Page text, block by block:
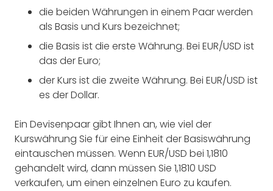
die beiden Währungen in einem Paar werden
als Basis und Kurs bezeichnet;
die Basis ist die erste Währung. Bei EUR/USD ist
das der Euro;
der Kurs ist die zweite Währung. Bei EUR/USD ist
es der Dollar.
Ein Devisenpaar gibt Ihnen an, wie viel der
Kurswährung Sie für eine Einheit der Basiswährung
eintauschen müssen. Wenn EUR/USD bei 1,1810
gehandelt wird, dann müssen Sie 1,1810 USD
verkaufen, um einen einzelnen Euro zu kaufen.